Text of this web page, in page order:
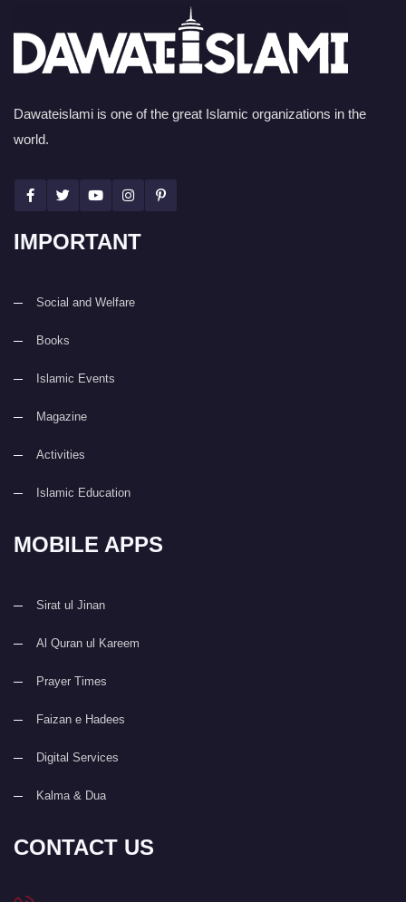
Dawateislami is one of the great Islamic organizations in the
world.
IMPORTANT
Social and Welfare
Books
Islamic Events
Magazine
Activities
Islamic Education
MOBILE APPS
Sirat ul Jinan
Al Quran ul Kareem
Prayer Times
Faizan e Hadees
Digital Services
Kalma & Dua
CONTACT US